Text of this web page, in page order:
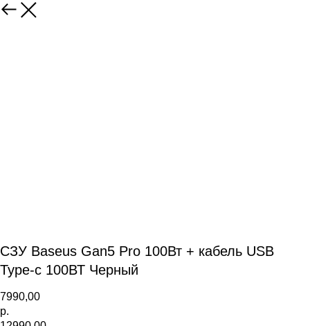
СЗУ Baseus Gan5 Pro 100Вт + кабель USB
Type-c 100ВТ Черный
7990,00
р.